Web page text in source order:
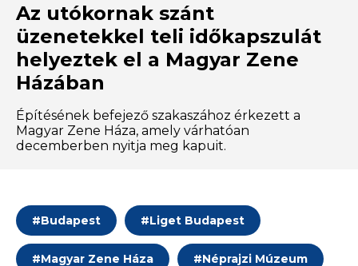
Az utókornak szánt
üzenetekkel teli időkapszulát
helyeztek el a Magyar Zene
Házában
Építésének befejező szakaszához érkezett a
Magyar Zene Háza, amely várhatóan
decemberben nyitja meg kapuit.
#Budapest #Liget Budapest
#Magyar Zene Háza #Néprajzi Múzeum